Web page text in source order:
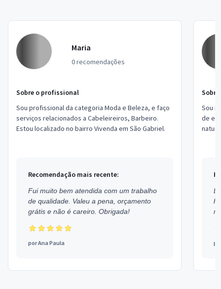
Maria
0 recomendações
Sobre o profissional
Sou profissional da categoria Moda e Beleza, e faço
serviços relacionados a Cabeleireiros, Barbeiro.
Estou localizado no bairro Vivenda em São Gabriel.
Recomendação mais recente:
Fui muito bem atendida com um trabalho
de qualidade. Valeu a pena, orçamento
grátis e não é careiro. Obrigada!
porAna Paula
Sou
de